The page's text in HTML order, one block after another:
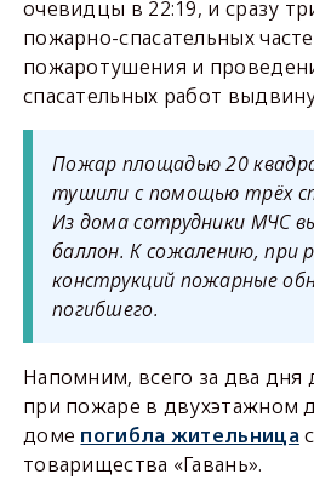
очевидцы в 22:19, и сразу
пожарно-спасательных
пожаротушения и
спасательных работ
Пожар площадью 20
тушили с помощью трёх
Из дома сотрудники МЧС
баллон. К сожалению, при
конструкций пожарные
погибшего.
Напомним, всего за два дня
при пожаре в двухэтажном
доме погибла жительница
товарищества «Гавань».